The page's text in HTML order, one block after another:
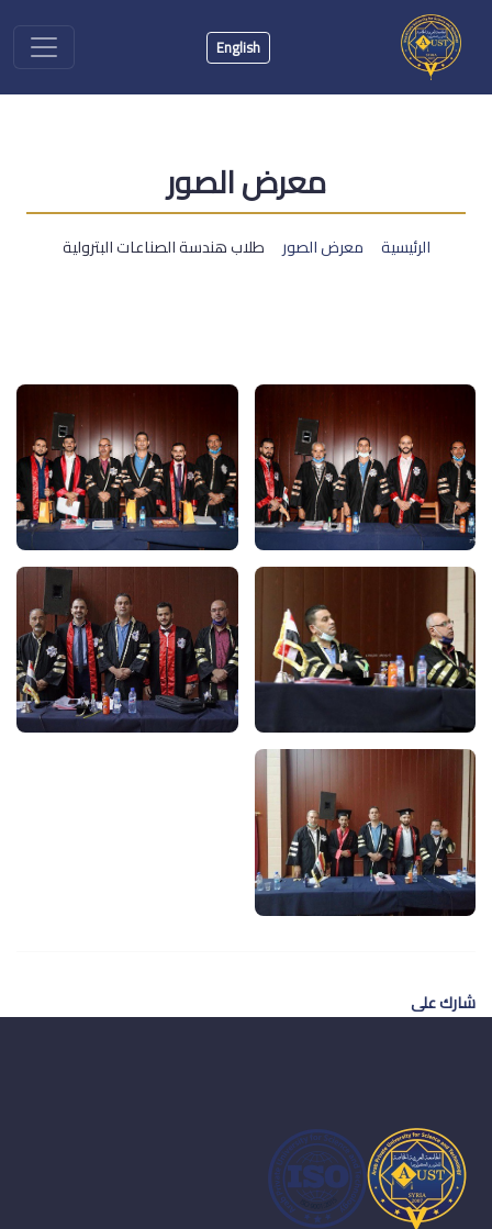
English
معرض الصور
الرئيسية معرض الصور طلاب هندسة الصناعات البترولية
شارك على